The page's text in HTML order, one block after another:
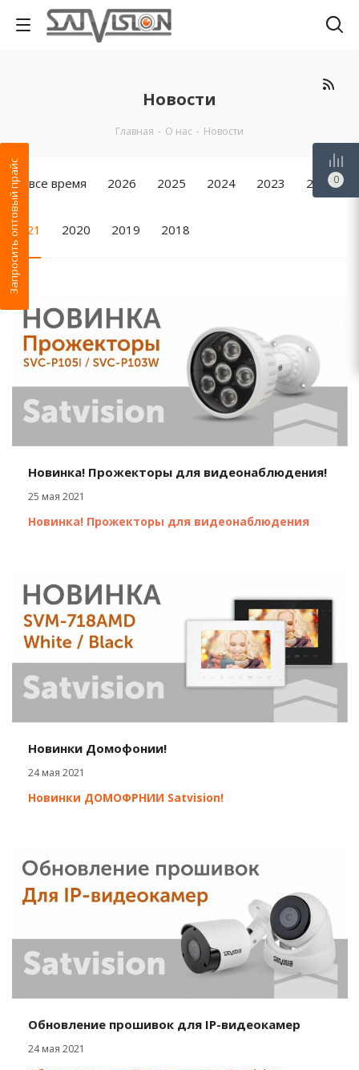
Новости
Главная - О нас - Новости
За все время 2026 2025 2024 2023 2022
2021 2020 2019 2018
Новинка! Прожекторы для видеонаблюдения!
25 мая 2021
Новинка! Прожекторы для видеонаблюдения
Новинки Домофонии!
24 мая 2021
Новинки ДОМОФРНИИ Satvision!
Обновление прошивок для IP-видеокамер
24 мая 2021
Запросить оптовый прайс 0